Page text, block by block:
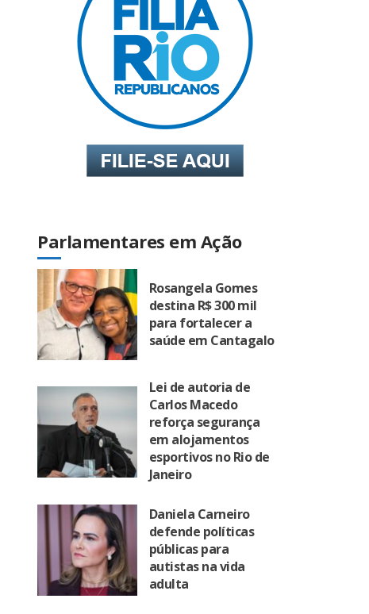
Parlamentares em Ação
Rosangela Gomes
destina R$ 300 mil
para fortalecer a
saúde em Cantagalo
Lei de autoria de
Carlos Macedo
reforça segurança
em alojamentos
esportivos no Rio de
Janeiro
Daniela Carneiro
defende políticas
públicas para
autistas na vida
adulta